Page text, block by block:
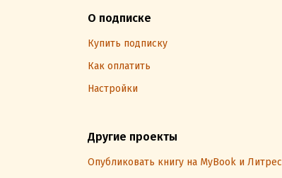
О подписке
Купить подписку
Как оплатить
Настройки
Другие проекты
Опубликовать книгу на MyBook и Литрес